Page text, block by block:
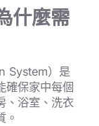
什麼需
System）是
確保家中每個
、浴室、洗衣
。